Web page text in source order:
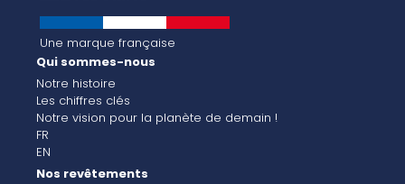
Une marque française
Qui sommes-nous
Notre histoire
Les chiffres clés
Notre vision pour la planète de demain !
FR
EN
Nos revêtements